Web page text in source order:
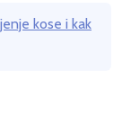
kose i kak